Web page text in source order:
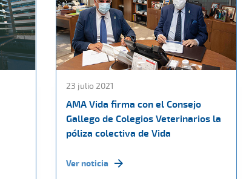
23 julio 2021
AMA Vida firma con el Consejo
Gallego de Colegios Veterinarios la
póliza colectiva de Vida
Ver noticia